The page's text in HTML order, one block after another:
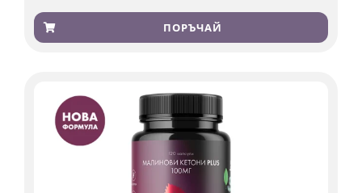
Оценен
4.79 от 5,
185
ПОРЪЧАЙ